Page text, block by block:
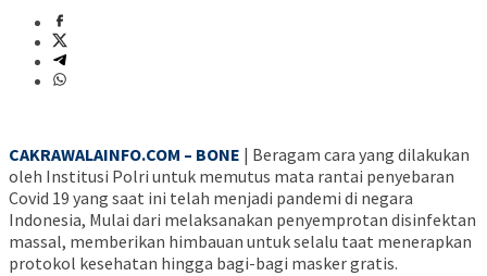
CAKRAWALAINFO.COM – BONE | Beragam cara yang dilakukan
oleh Institusi Polri untuk memutus mata rantai penyebaran
Covid 19 yang saat ini telah menjadi pandemi di negara
Indonesia, Mulai dari melaksanakan penyemprotan disinfektan
massal, memberikan himbauan untuk selalu taat menerapkan
protokol kesehatan hingga bagi-bagi masker gratis.